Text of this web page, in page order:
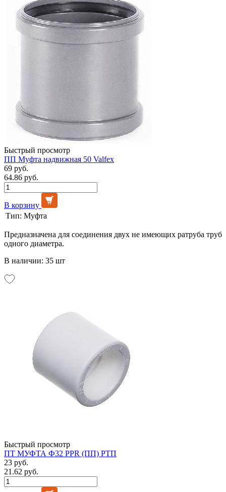
Быстрый просмотр
ПП Муфта надвижная 50 Valfex
69 руб.
64.86 руб.
В корзину
Тип: Муфта
Предназначена для соединения двух не имеющих ратруба труб
одного диаметра.
В наличии: 35 шт
Быстрый просмотр
ПТ МУФТА Ф32 PPR (ПП) РТП
23 руб.
21.62 руб.